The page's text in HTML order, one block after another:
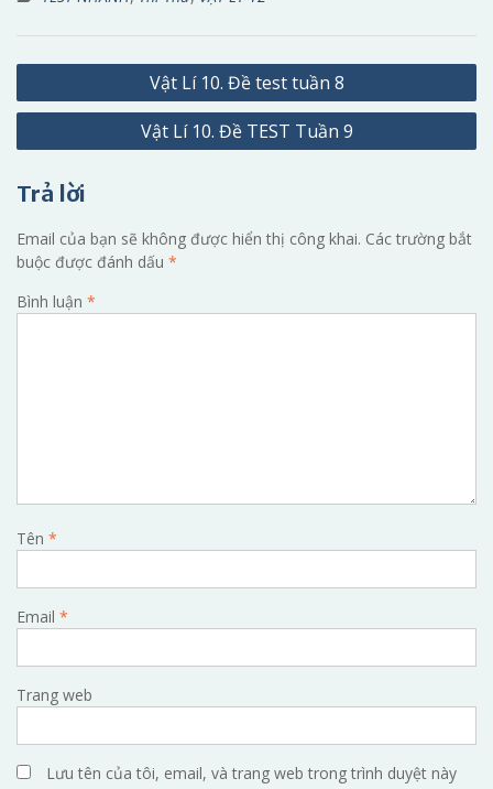
Điều
hướng
Vật Lí 10. Đề test tuần 8
Vật Lí 10. Đề TEST Tuần 9
Trả lời
Email của bạn sẽ không được hiển thị công khai. Các trường bắt
buộc được đánh dấu *
Bình luận *
Tên *
Email *
Trang web
Lưu tên của tôi, email, và trang web trong trình duyệt này